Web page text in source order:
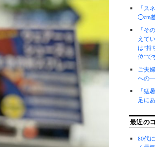
「ス
◯cm
「そ
えて
は“持
位”で
ご夫
への
「猛
足に
最近の
80代